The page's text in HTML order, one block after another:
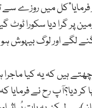
میں روزے
پر گرا دیا سکورا
لگے اور لوگ بیہوش ہو
ہیں کہ یہ کیا
دیا؟آپ رح نے فرمایا